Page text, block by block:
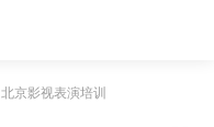
北京影视表演培训